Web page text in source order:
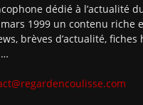
dédié à l’actualité
1999 un contenu riche
brèves d’actualité,